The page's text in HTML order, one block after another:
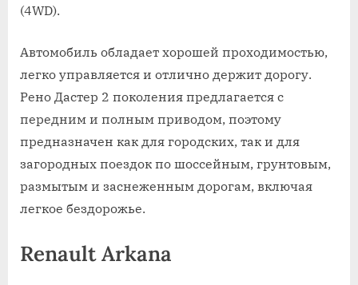
(4WD).
Автомобиль обладает хорошей проходимостью,
легко управляется и отлично держит дорогу.
Рено Дастер 2 поколения предлагается с
передним и полным приводом, поэтому
предназначен как для городских, так и для
загородных поездок по шоссейным, грунтовым,
размытым и заснеженным дорогам, включая
легкое бездорожье.
Renault Arkana